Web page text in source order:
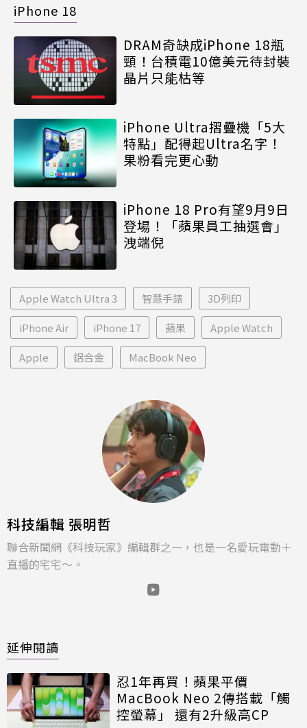
iPhone 18
DRAM奇缺成iPhone 18瓶
頸！台積電10億美元待封裝
晶片只能枯等
iPhone Ultra摺疊機「5大
特點」配得起Ultra名字！
果粉看完更心動
iPhone 18 Pro有望9月9日
登場！「蘋果員工抽選會」
洩端倪
Apple Watch Ultra 3 智慧手錶 3D列印
iPhone Air iPhone 17 蘋果 Apple Watch
Apple 鋁合金 MacBook Neo
科技編輯 張明哲
聯合新聞網《科技玩家》編輯群之一，也是一名愛玩電動＋
直播的宅宅～。
延伸閱讀
忍1年再買！蘋果平價
MacBook Neo 2傳搭載「觸
控螢幕」 還有2升級高CP